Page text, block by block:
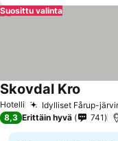
Suosittu valinta
Hotelli Idylliset Fårup-
Skovdal Kro
8,3 Erittäin hyvä 741